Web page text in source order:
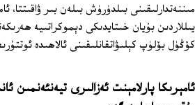
مىننەتدارلىقىنى بىلدۈرۈش بىلەن بىر ۋاقىتتا،
يىللاردىن بۇيان خىتايدىكى دېموكراتىيە
كۆڭۈل بۆلۈپ كېلىۋاتقانلىقىنى ئالاھىدە
ئامېرىكا پارلامېنت ئەزالىرى تيەنئەنمىن